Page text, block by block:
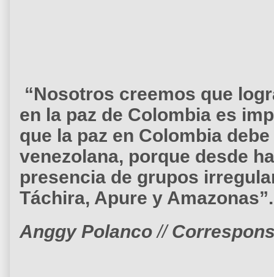
“Nosotros creemos que
en la paz de Colombia es
que la paz en Colombia
venezolana, porque desde
presencia de grupos
Táchira, Apure y Amazonas”.
Anggy Polanco //